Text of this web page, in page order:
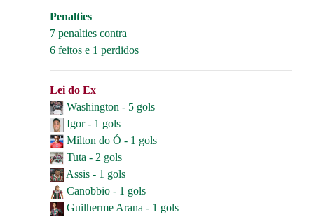
Penalties
7 penalties contra
6 feitos e 1 perdidos
Lei do Ex
Washington - 5 gols
Igor - 1 gols
Milton do Ó - 1 gols
Tuta - 2 gols
Assis - 1 gols
Canobbio - 1 gols
Guilherme Arana - 1 gols